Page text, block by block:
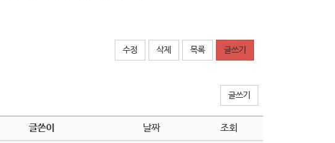
수정 삭제 목록 글쓰기
글쓰기
글쓴이 날짜 조회